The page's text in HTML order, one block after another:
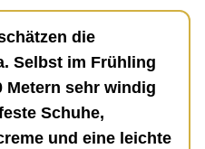
die
Selbst im Frühling
Metern sehr windig
Schuhe,
und eine leichte